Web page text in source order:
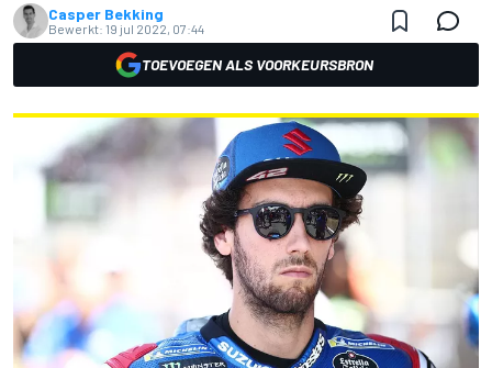
Casper Bekking
Bewerkt: 19 jul 2022, 07:44
TOEVOEGEN ALS VOORKEURSBRON